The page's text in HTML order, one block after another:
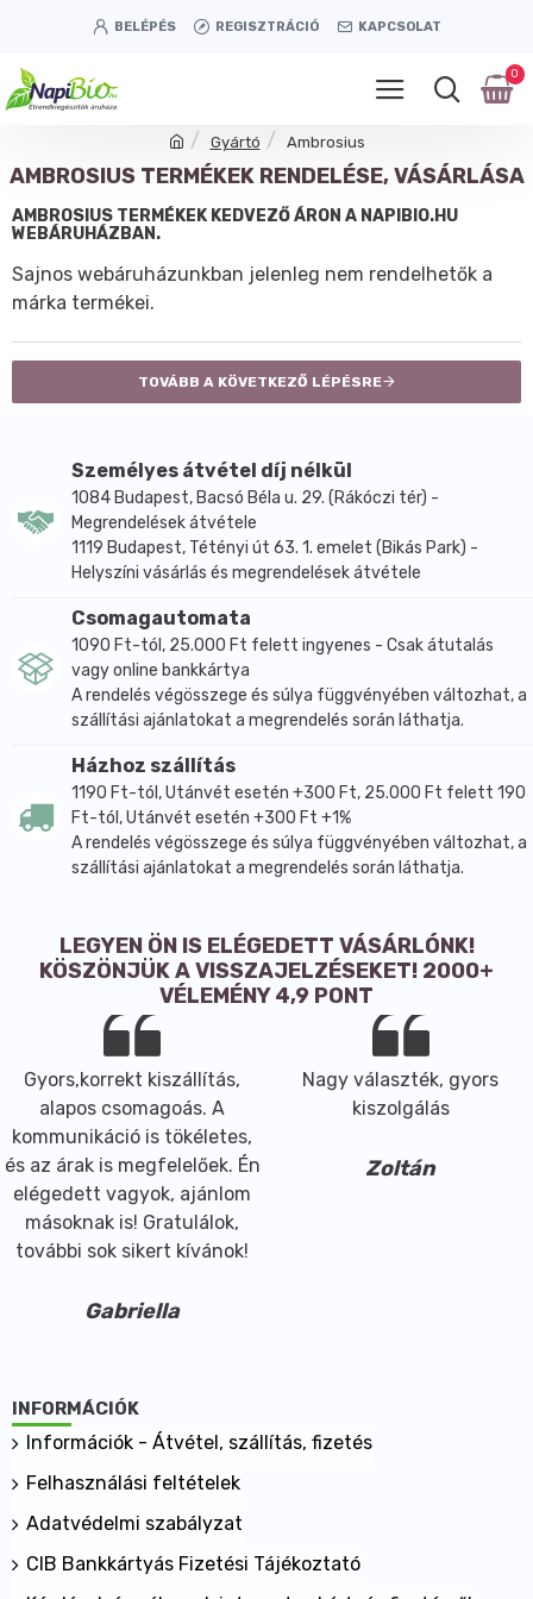
BELÉPÉS REGISZTRÁCIÓ KAPCSOLAT
0
Gyártó Ambrosius
AMBROSIUS TERMÉKEK RENDELÉSE, VÁSÁRLÁSA
AMBROSIUS TERMÉKEK KEDVEZŐ ÁRON A NAPIBIO.HU
WEBÁRUHÁZBAN.
Sajnos webáruházunkban jelenleg nem rendelhetők a
márka termékei.
TOVÁBB A KÖVETKEZŐ LÉPÉSRE
Személyes átvétel díj nélkül
1084 Budapest, Bacsó Béla u. 29. (Rákóczi tér) -
Megrendelések átvétele
1119 Budapest, Tétényi út 63. 1. emelet (Bikás Park) -
Helyszíni vásárlás és megrendelések átvétele
Csomagautomata
1090 Ft-tól, 25.000 Ft felett ingyenes - Csak átutalás
vagy online bankkártya
A rendelés végösszege és súlya függvényében változhat, a
szállítási ajánlatokat a megrendelés során láthatja.
Házhoz szállítás
1190 Ft-tól, Utánvét esetén +300 Ft, 25.000 Ft felett 190
Ft-tól, Utánvét esetén +300 Ft +1%
A rendelés végösszege és súlya függvényében változhat, a
szállítási ajánlatokat a megrendelés során láthatja.
LEGYEN ÖN IS ELÉGEDETT VÁSÁRLÓNK!
KÖSZÖNJÜK A VISSZAJELZÉSEKET! 2000+
VÉLEMÉNY 4,9 PONT
Gyors,korrekt kiszállítás,
alapos csomagoás. A
kommunikáció is tökéletes,
és az árak is megfelelőek. Én
elégedett vagyok, ajánlom
másoknak is! Gratulálok,
további sok sikert kívánok!
Gabriella
Nagy választék, gyors
kiszolgálás
Zoltán
INFORMÁCIÓK
Információk - Átvétel, szállítás, fizetés
Felhasználási feltételek
Adatvédelmi szabályzat
CIB Bankkártyás Fizetési Tájékoztató